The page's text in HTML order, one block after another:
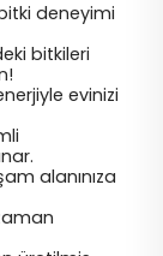
deneyimi
bitkileri
evinizi
alanınıza